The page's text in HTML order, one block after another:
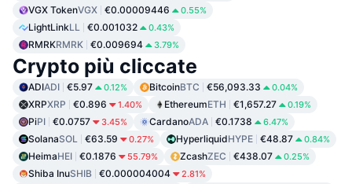
VGX TokenVGX €0.00009446 0.55%
LightLinkLL €0.001032 0.43%
RMRKRMRK €0.009694 3.79%
Crypto più cliccate
ADIADI €5.97 0.12% BitcoinBTC €56,093.33 0.04%
XRPXRP €0.896 1.40% EthereumETH €1,657.27 0.19%
PiPI €0.0757 3.45% CardanoADA €0.1738 6.47%
SolanaSOL €63.59 0.27% HyperliquidHYPE €48.87 0.84%
HeimaHEI €0.1876 55.79% ZcashZEC €438.07 0.25%
Shiba InuSHIB €0.000004004 2.81%